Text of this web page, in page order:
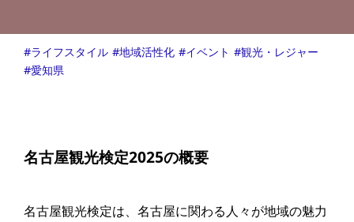
ライフスタイル 地域活性化 イベント
観光・レジャー
愛知県
名古屋観光検定2025の概要
名古屋観光検定は、名古屋に関わる人々が地域の魅力